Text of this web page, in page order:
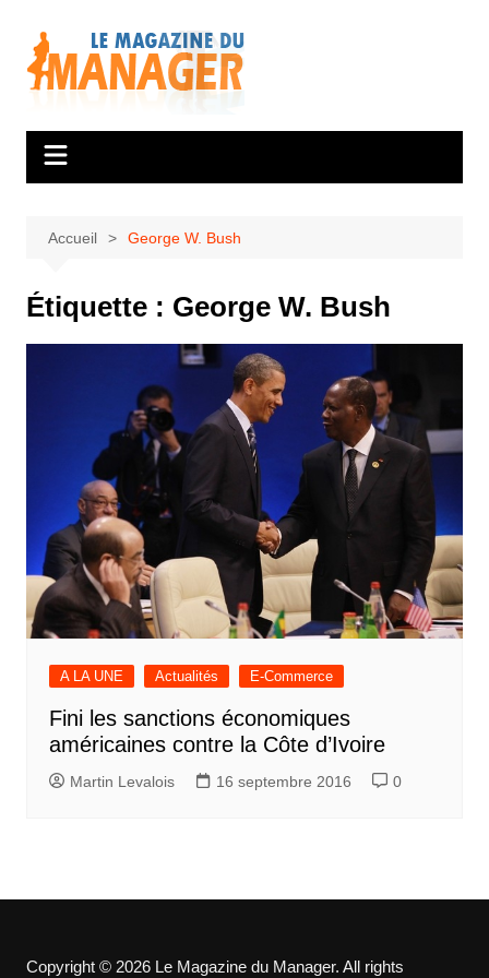
contenu
Accueil George W. Bush
Étiquette : George W. Bush
A LA UNE Actualités E-Commerce
Fini les sanctions économiques
américaines contre la Côte d’Ivoire
Martin Levalois 16 septembre 2016 0
Copyright © 2026 Le Magazine du Manager. All rights